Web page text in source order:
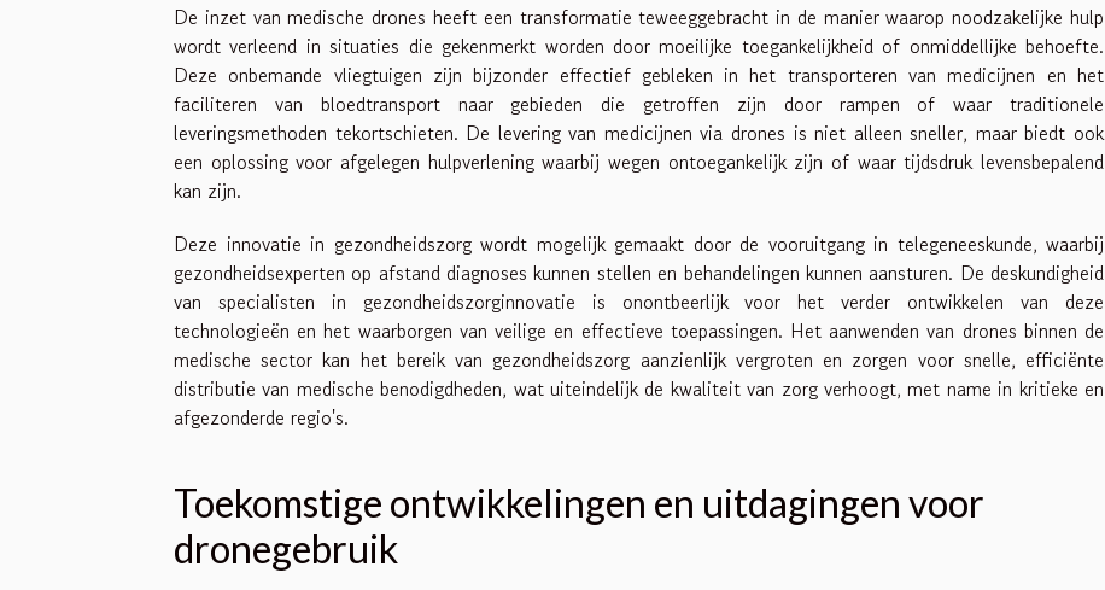
De inzet van medische drones heeft een transformatie teweeggebracht in de manier waarop noodzakelijke hulp
wordt verleend in situaties die gekenmerkt worden door moeilijke toegankelijkheid of onmiddellijke behoefte.
Deze onbemande vliegtuigen zijn bijzonder effectief gebleken in het transporteren van medicijnen en het
faciliteren van bloedtransport naar gebieden die getroffen zijn door rampen of waar traditionele
leveringsmethoden tekortschieten. De levering van medicijnen via drones is niet alleen sneller, maar biedt ook
een oplossing voor afgelegen hulpverlening waarbij wegen ontoegankelijk zijn of waar tijdsdruk levensbepalend
kan zijn.
Deze innovatie in gezondheidszorg wordt mogelijk gemaakt door de vooruitgang in telegeneeskunde, waarbij
gezondheidsexperten op afstand diagnoses kunnen stellen en behandelingen kunnen aansturen. De deskundigheid
van specialisten in gezondheidszorginnovatie is onontbeerlijk voor het verder ontwikkelen van deze
technologieën en het waarborgen van veilige en effectieve toepassingen. Het aanwenden van drones binnen de
medische sector kan het bereik van gezondheidszorg aanzienlijk vergroten en zorgen voor snelle, efficiënte
distributie van medische benodigdheden, wat uiteindelijk de kwaliteit van zorg verhoogt, met name in kritieke en
afgezonderde regio's.
Toekomstige ontwikkelingen en uitdagingen voor
dronegebruik